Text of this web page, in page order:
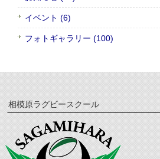
イベント (6)
フォトギャラリー (100)
相模原ラグビースクール